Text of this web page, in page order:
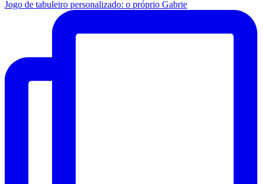
Jogo de tabuleiro personalizado: o próprio Gabrie